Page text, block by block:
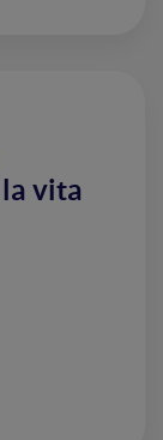
vita